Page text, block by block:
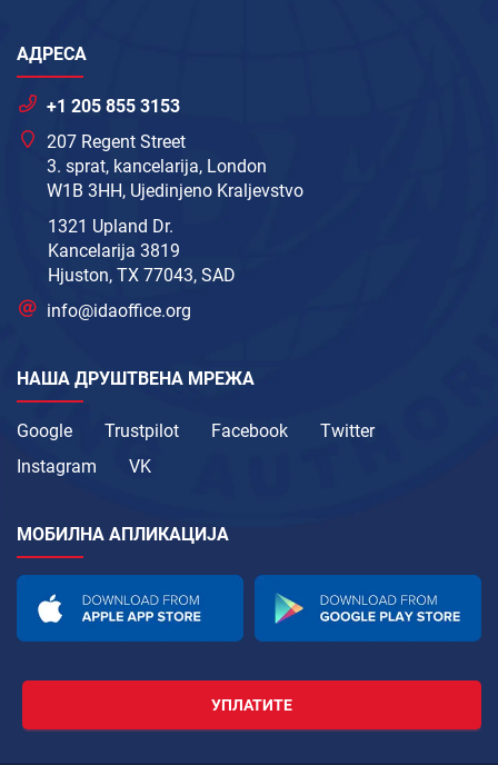
АДРЕСА
+1 205 855 3153
207 Regent Street
3. sprat, kancelarija, London
W1B 3HH, Ujedinjeno Kraljevstvo
1321 Upland Dr.
Kancelarija 3819
Hjuston, TX 77043, SAD
info@idaoffice.org
НАША ДРУШТВЕНА МРЕЖА
Google Trustpilot Facebook
Twitter
Instagram
VK
МОБИЛНА АПЛИКАЦИЈА
УПЛАТИТЕ